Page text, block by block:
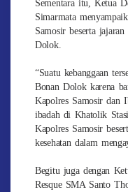
Sementara itu, Ketua
Simarmata
Samosir beserta
Dolok.
“Suatu kebanggaan
Bonan Dolok karena
Kapolres Samosir dan
ibadah di Khatolik
Kapolres Samosir
kesehatan dalam
Begitu juga dengan
Resque SMA Santo